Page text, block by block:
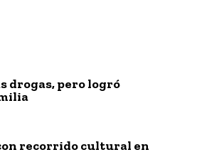
drogas, pero logró
recorrido cultural en